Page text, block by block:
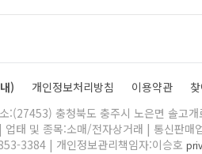
) 개인정보처리방침 이용약관
:(27453) 충청북도 충주시 노은면 솔고
태 및 종목:소매/전자상거래 | 통신판매
3384 | 개인정보관리책임자:이승호